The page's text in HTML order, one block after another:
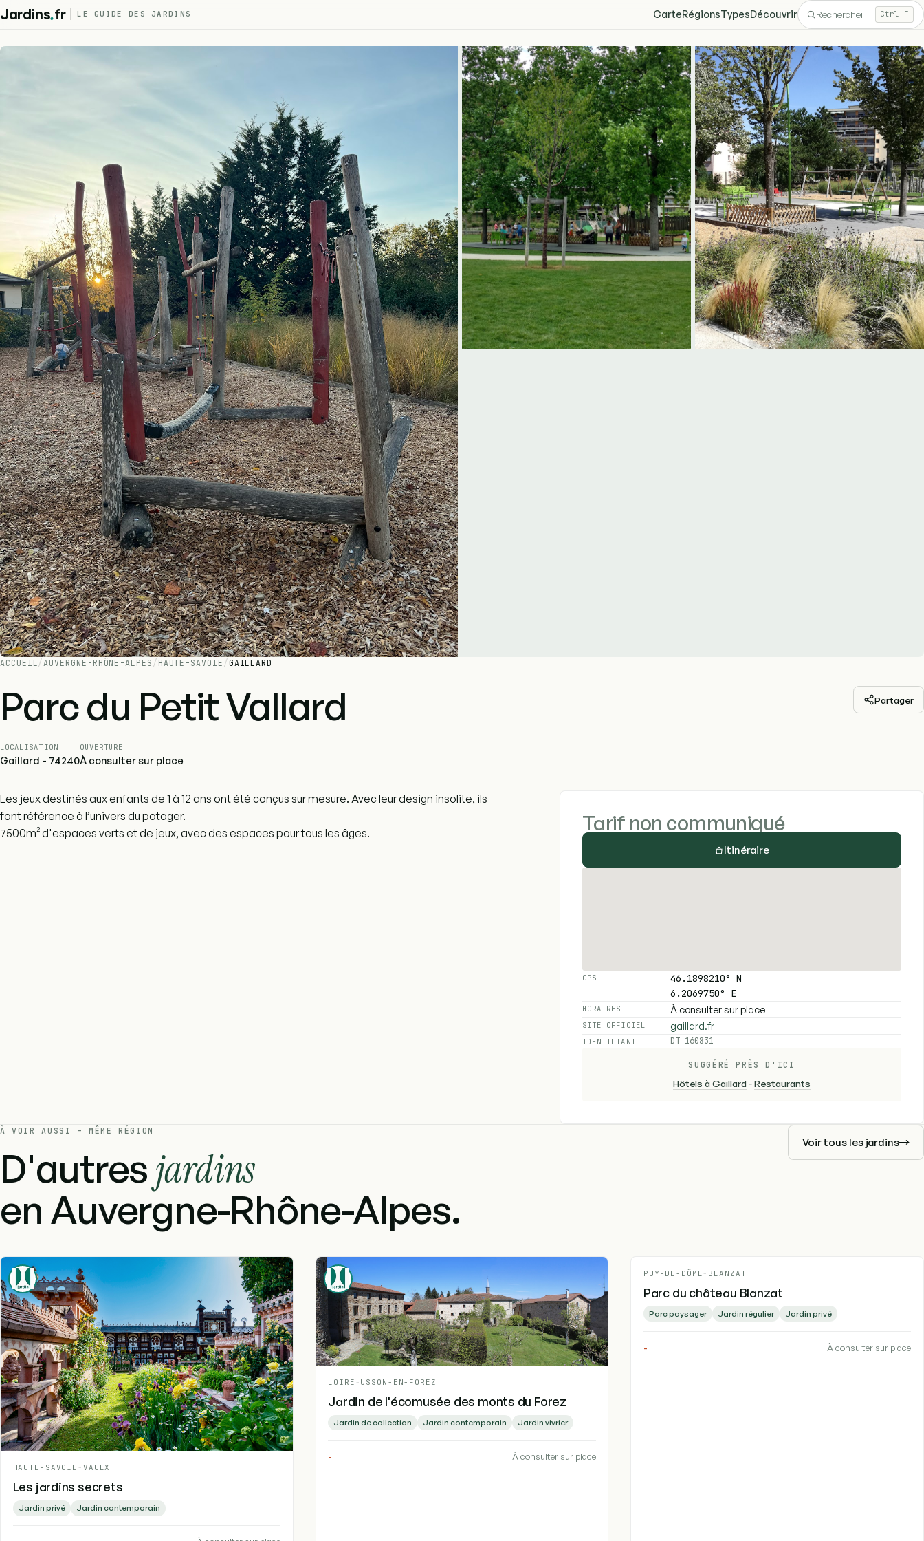
Jardins.fr LE GUIDE DES JARDINS CarteRégionsTypesDécouvrir Ctrl F
ACCUEIL / AUVERGNE-RHÔNE-ALPES / HAUTE-SAVOIE / GAILLARD
Parc du Petit Vallard Partager
LOCALISATION
Gaillard - 74240
OUVERTURE
À consulter sur place
Les jeux destinés aux enfants de 1 à 12 ans ont été conçus sur mesure. Avec leur design insolite, ils
font référence à l’univers du potager.
7500m² d'espaces verts et de jeux, avec des espaces pour tous les âges.
Tarif non communiqué
Itinéraire
GPS
46.1898210° N
6.2069750° E
HORAIRES À consulter sur place
SITE OFFICIEL gaillard.fr
IDENTIFIANT DT_160831
SUGGÉRÉ PRÈS D'ICI
Hôtels à Gaillard-Restaurants
À VOIR AUSSI - MÊME RÉGION
D'autresjardins
en Auvergne-Rhône-Alpes.
Voir tous les jardins
HAUTE-SAVOIE - VAULX
Les jardins secrets
Jardin privé Jardin contemporain
LOIRE - USSON-EN-FOREZ
Jardin de l'écomusée des monts du Forez
Jardin de collection Jardin contemporain Jardin vivrier
- À consulter sur place
PUY-DE-DÔME - BLANZAT
Parc du château Blanzat
Parc paysager Jardin régulier Jardin privé
- À consulter sur place